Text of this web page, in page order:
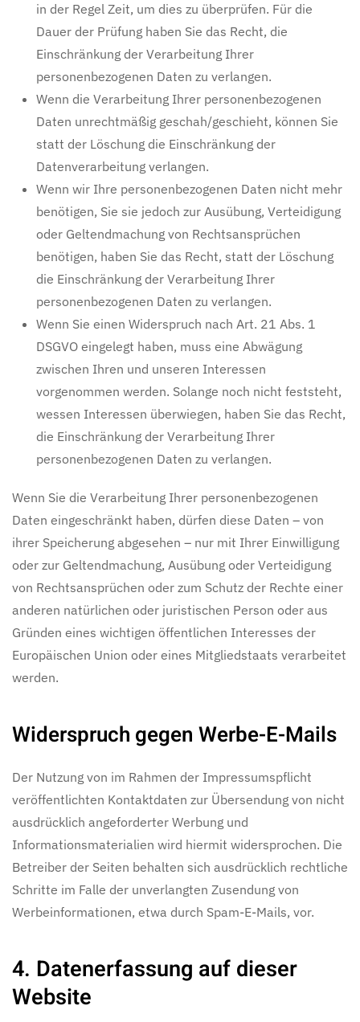
in der Regel Zeit, um dies zu überprüfen. Für die
Dauer der Prüfung haben Sie das Recht, die
Einschränkung der Verarbeitung Ihrer
personenbezogenen Daten zu verlangen.
Wenn die Verarbeitung Ihrer personenbezogenen
Daten unrechtmäßig geschah/geschieht, können Sie
statt der Löschung die Einschränkung der
Datenverarbeitung verlangen.
Wenn wir Ihre personenbezogenen Daten nicht mehr
benötigen, Sie sie jedoch zur Ausübung, Verteidigung
oder Geltendmachung von Rechtsansprüchen
benötigen, haben Sie das Recht, statt der Löschung
die Einschränkung der Verarbeitung Ihrer
personenbezogenen Daten zu verlangen.
Wenn Sie einen Widerspruch nach Art. 21 Abs. 1
DSGVO eingelegt haben, muss eine Abwägung
zwischen Ihren und unseren Interessen
vorgenommen werden. Solange noch nicht feststeht,
wessen Interessen überwiegen, haben Sie das Recht,
die Einschränkung der Verarbeitung Ihrer
personenbezogenen Daten zu verlangen.
Wenn Sie die Verarbeitung Ihrer personenbezogenen
Daten eingeschränkt haben, dürfen diese Daten – von
ihrer Speicherung abgesehen – nur mit Ihrer Einwilligung
oder zur Geltendmachung, Ausübung oder Verteidigung
von Rechtsansprüchen oder zum Schutz der Rechte einer
anderen natürlichen oder juristischen Person oder aus
Gründen eines wichtigen öffentlichen Interesses der
Europäischen Union oder eines Mitgliedstaats verarbeitet
werden.
Widerspruch gegen Werbe-E-Mails
Der Nutzung von im Rahmen der Impressumspflicht
veröffentlichten Kontaktdaten zur Übersendung von nicht
ausdrücklich angeforderter Werbung und
Informationsmaterialien wird hiermit widersprochen. Die
Betreiber der Seiten behalten sich ausdrücklich rechtliche
Schritte im Falle der unverlangten Zusendung von
Werbeinformationen, etwa durch Spam-E-Mails, vor.
4. Datenerfassung auf dieser
Website